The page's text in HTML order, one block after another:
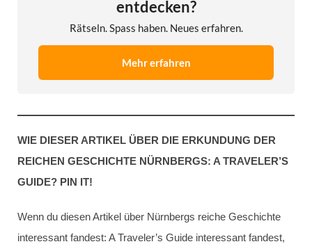
entdecken?
Rätseln. Spass haben. Neues erfahren.
Mehr erfahren
WIE DIESER ARTIKEL ÜBER DIE ERKUNDUNG DER
REICHEN GESCHICHTE NÜRNBERGS: A TRAVELER’S
GUIDE? PIN IT!
Wenn du diesen Artikel über Nürnbergs reiche Geschichte
interessant fandest: A Traveler’s Guide interessant fandest,